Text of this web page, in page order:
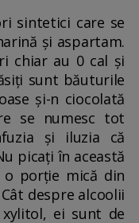
sintetici care se
și aspartam.
chiar au 0 cal și
sunt băuturile
și-n ciocolată
se numesc tot
și iluzia că
picați în această
o porție mică din
despre alcoolii
ei sunt de